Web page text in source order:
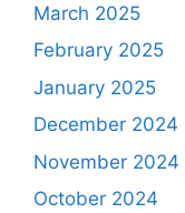
March 2025
February 2025
January 2025
December 2024
November 2024
October 2024